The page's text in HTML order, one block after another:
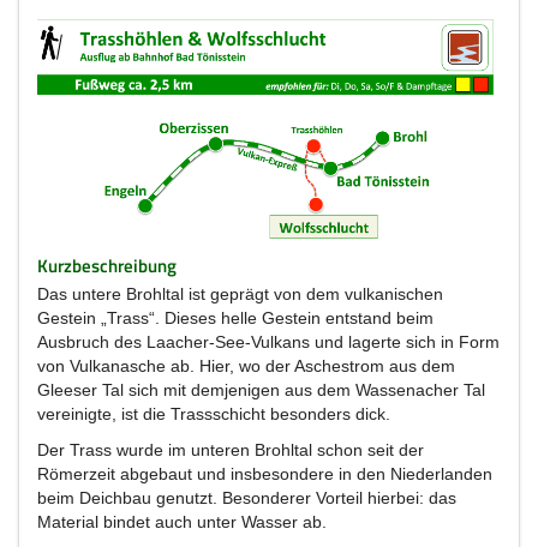
Kurzbeschreibung
Das untere Brohltal ist geprägt von dem vulkanischen
Gestein „Trass“. Dieses helle Gestein entstand beim
Ausbruch des Laacher-See-Vulkans und lagerte sich in Form
von Vulkanasche ab. Hier, wo der Aschestrom aus dem
Gleeser Tal sich mit demjenigen aus dem Wassenacher Tal
vereinigte, ist die Trassschicht besonders dick.
Der Trass wurde im unteren Brohltal schon seit der
Römerzeit abgebaut und insbesondere in den Niederlanden
beim Deichbau genutzt. Besonderer Vorteil hierbei: das
Material bindet auch unter Wasser ab.